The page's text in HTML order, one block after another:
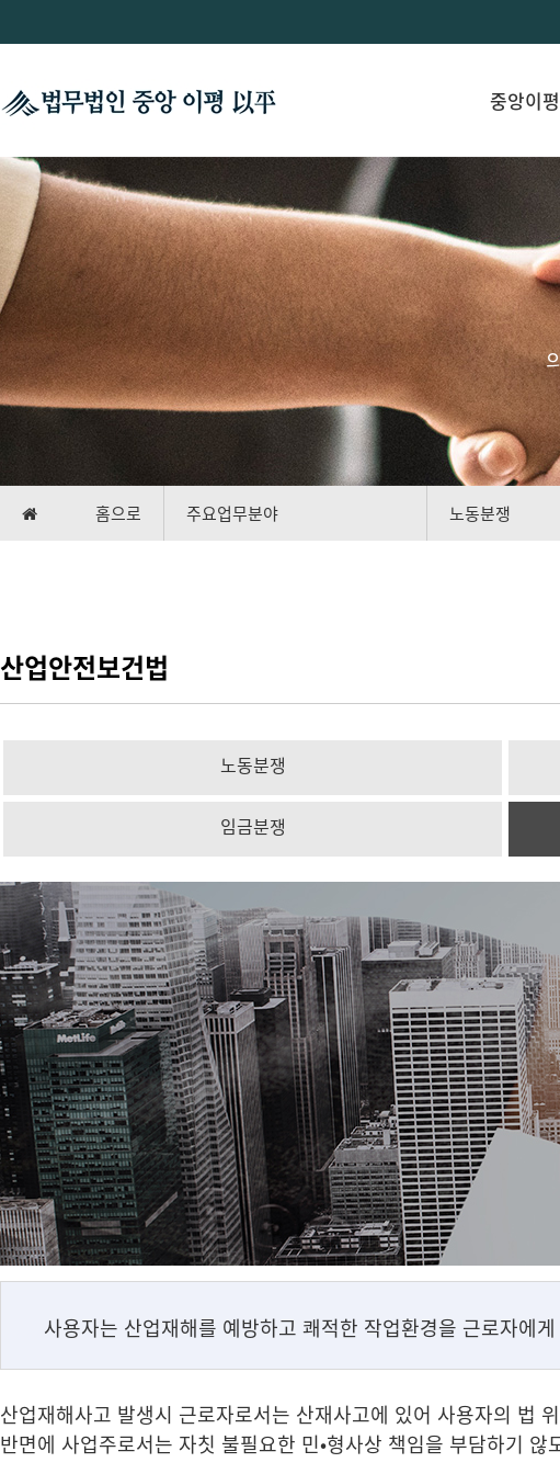
중앙이
홈으로 주요업무분야 노동분쟁
산업안전보건법
노동분쟁
임금분쟁
사용자는 산업재해를 예방하고 쾌적한 작업환경을 근로자에
산업재해사고 발생시 근로자로서는 산재사고에 있어 사용자의 법
반면에 사업주로서는 자칫 불필요한 민•형사상 책임을 부담하기